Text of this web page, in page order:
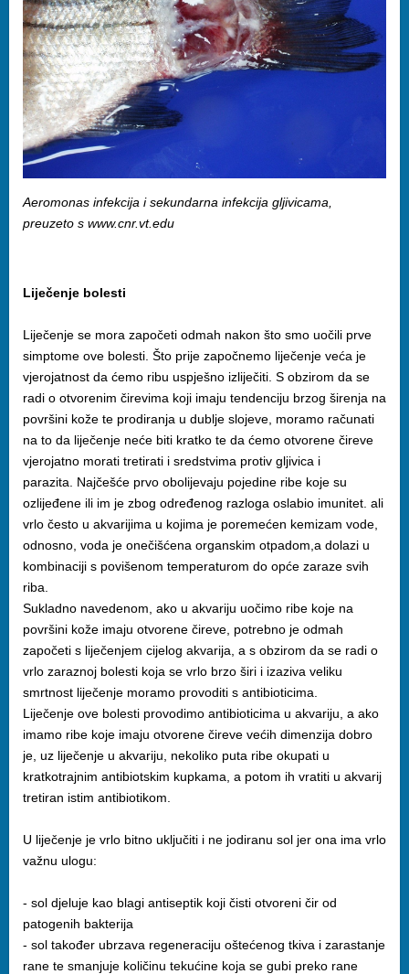
Aeromonas infekcija i sekundarna infekcija gljivicama,
preuzeto s www.cnr.vt.edu
Liječenje bolesti
Liječenje se mora započeti odmah nakon što smo uočili prve
simptome ove bolesti. Što prije započnemo liječenje veća je
vjerojatnost da ćemo ribu uspješno izliječiti. S obzirom da se
radi o otvorenim čirevima koji imaju tendenciju brzog širenja na
površini kože te prodiranja u dublje slojeve, moramo računati
na to da liječenje neće biti kratko te da ćemo otvorene čireve
vjerojatno morati tretirati i sredstvima protiv gljivica i
parazita. Najčešće prvo obolijevaju pojedine ribe koje su
ozlijeđene ili im je zbog određenog razloga oslabio imunitet. ali
vrlo često u akvarijima u kojima je poremećen kemizam vode,
odnosno, voda je onečišćena organskim otpadom,a dolazi u
kombinaciji s povišenom temperaturom do opće zaraze svih
riba.
Sukladno navedenom, ako u akvariju uočimo ribe koje na
površini kože imaju otvorene čireve, potrebno je odmah
započeti s liječenjem cijelog akvarija, a s obzirom da se radi o
vrlo zaraznoj bolesti koja se vrlo brzo širi i izaziva veliku
smrtnost liječenje moramo provoditi s antibioticima.
Liječenje ove bolesti provodimo antibioticima u akvariju, a ako
imamo ribe koje imaju otvorene čireve većih dimenzija dobro
je, uz liječenje u akvariju, nekoliko puta ribe okupati u
kratkotrajnim antibiotskim kupkama, a potom ih vratiti u akvarij
tretiran istim antibiotikom.
U liječenje je vrlo bitno uključiti i ne jodiranu sol jer ona ima vrlo
važnu ulogu:
- sol djeluje kao blagi antiseptik koji čisti otvoreni čir od
patogenih bakterija
- sol također ubrzava regeneraciju oštećenog tkiva i zarastanje
rane te smanjuje količinu tekućine koja se gubi preko rane